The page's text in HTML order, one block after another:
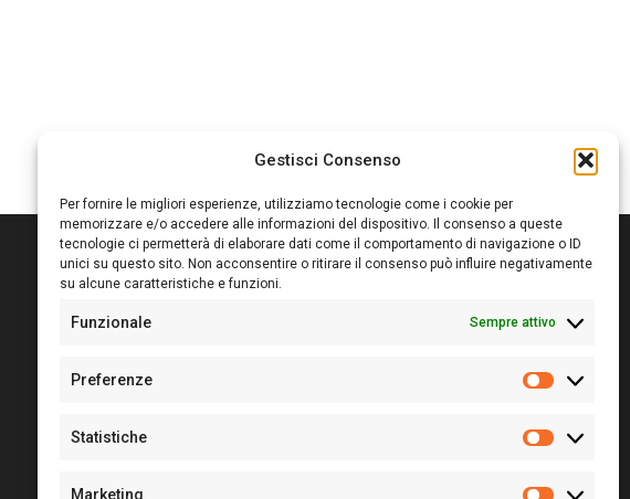
Gestisci Consenso
Per fornire le migliori esperienze, utilizziamo tecnologie come i cookie per
memorizzare e/o accedere alle informazioni del dispositivo. Il consenso a queste
tecnologie ci permetterà di elaborare dati come il comportamento di navigazione o ID
unici su questo sito. Non acconsentire o ritirare il consenso può influire negativamente
su alcune caratteristiche e funzioni.
Funzionale Sempre attivo
Preferenze
Statistiche
Statistiche
Marketing
Editore:Giampaolo Cirronis Ditta individuale
Sede:
N° di iscrizione al ROC:
N° 128/2020 del 10/02/2020
Per la Pubblicità: